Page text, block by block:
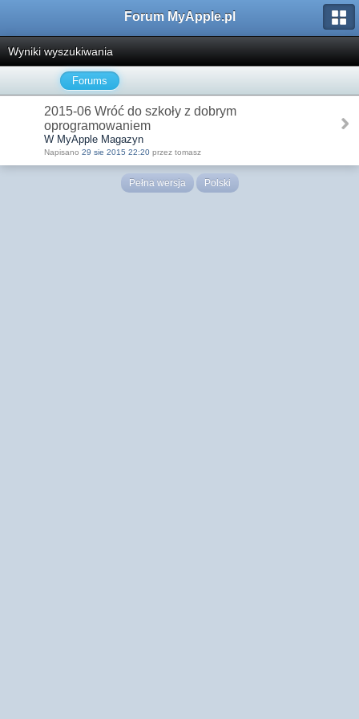
Forum MyApple.pl
Wyniki wyszukiwania
Forums
2015-06 Wróć do szkoły z dobrym
oprogramowaniem
W MyApple Magazyn
Napisano 29 sie 2015 22:20 przez tomasz
Pełna wersja Polski